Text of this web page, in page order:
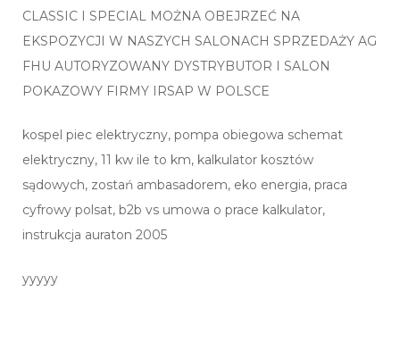
CLASSIC I SPECIAL MOŻNA OBEJRZEĆ NA
EKSPOZYCJI W NASZYCH SALONACH SPRZEDAŻY AG
FHU AUTORYZOWANY DYSTRYBUTOR I SALON
POKAZOWY FIRMY IRSAP W POLSCE
kospel piec elektryczny, pompa obiegowa schemat
elektryczny, 11 kw ile to km, kalkulator kosztów
sądowych, zostań ambasadorem, eko energia, praca
cyfrowy polsat, b2b vs umowa o prace kalkulator,
instrukcja auraton 2005
yyyyy